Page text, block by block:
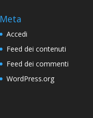
Meta
Accedi
Feed dei contenuti
Feed dei commenti
WordPress.org